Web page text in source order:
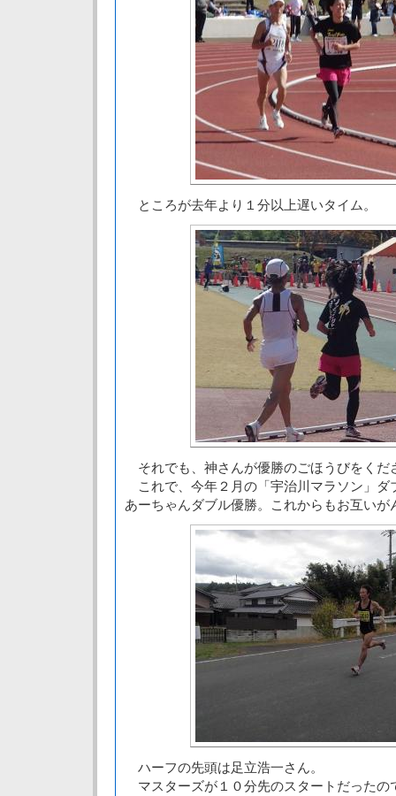
ところが去年より１分以上遅いタイム。
それでも、神さんが優勝のごほうびをくだ
これで、今年２月の「宇治川マラソン」ダ
あーちゃんダブル優勝。これからもお互いが
ハーフの先頭は足立浩一さん。
マスターズが１０分先のスタートだった